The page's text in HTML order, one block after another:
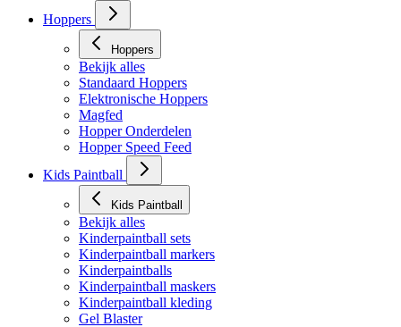
Hoppers
Hoppers
Bekijk alles
Standaard Hoppers
Elektronische Hoppers
Magfed
Hopper Onderdelen
Hopper Speed Feed
Kids Paintball
Kids Paintball
Bekijk alles
Kinderpaintball sets
Kinderpaintball markers
Kinderpaintballs
Kinderpaintball maskers
Kinderpaintball kleding
Gel Blaster